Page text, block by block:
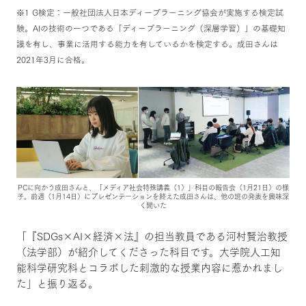
※1 G検定：一般社団法人日本ディープラーニング協会が実施する検定試
験。AIの技術の一つである「ディープラーニング（深層学習）」の基礎知
識を有し、事業に活用する能力を有しているかを検定する。成田さんは
2021年3月に合格。
PCに向かう成田さんと、「メディア社会特殊講義（1）」科目の報告会（1月21日）の様
子。前週（1月14日）にプレゼンテーションを終えた成田さんは、他の班の発表を興味深
く聞いた
「『SDGs×AI×経済×法』の担当教員である河村賢治教授
（法学部）が紹介してくださった科目です。大学院人工知
能科学研究科とコラボした刺激的な授業内容に惹かれまし
た」と振り返る。